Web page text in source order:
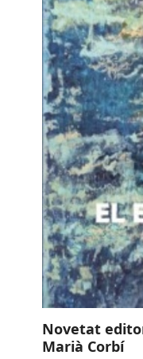
Novetat
Marià Corbí